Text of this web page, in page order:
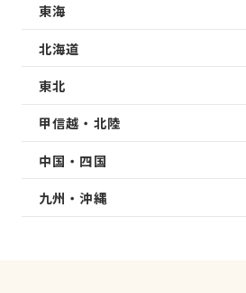
東海
北海道
東北
甲信越・北陸
中国・四国
九州・沖縄